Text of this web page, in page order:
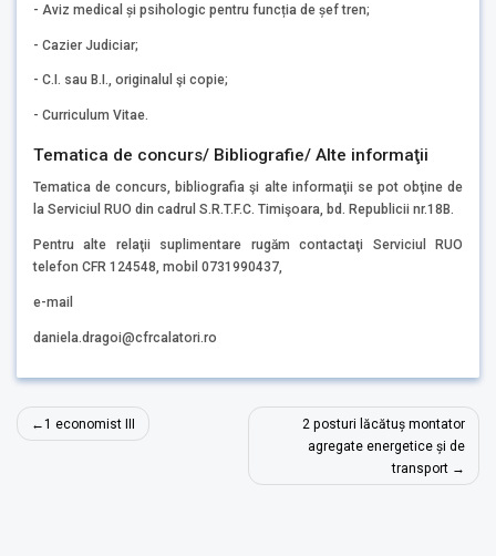
- Aviz medical și psihologic pentru funcția de șef tren;
- Cazier Judiciar;
- C.I. sau B.I., originalul şi copie;
- Curriculum Vitae.
Tematica de concurs/ Bibliografie/ Alte informaţii
Tematica de concurs, bibliografia şi alte informaţii se pot obţine de
la Serviciul RUO din cadrul S.R.T.F.C. Timişoara, bd. Republicii nr.18B.
Pentru alte relaţii suplimentare rugăm contactaţi Serviciul RUO
telefon CFR 124548, mobil 0731990437,
e-mail
daniela.dragoi@cfrcalatori.ro
Post
navigation
1 economist III
2 posturi lăcătuș montator
agregate energetice și de
transport